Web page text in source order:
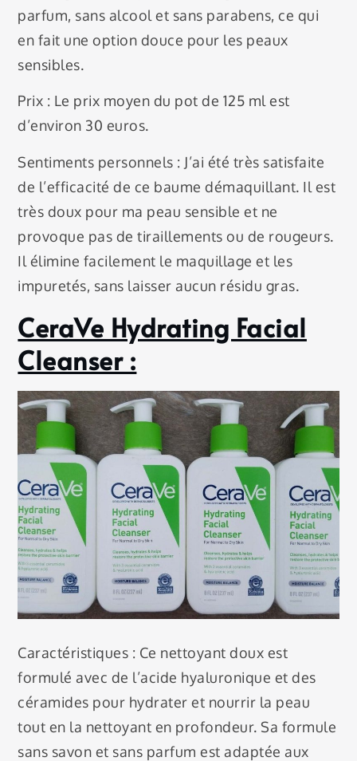
parfum, sans alcool et sans parabens, ce qui
en fait une option douce pour les peaux
sensibles.
Prix : Le prix moyen du pot de 125 ml est
d’environ 30 euros.
Sentiments personnels : J’ai été très satisfaite
de l’efficacité de ce baume démaquillant. Il est
très doux pour ma peau sensible et ne
provoque pas de tiraillements ou de rougeurs.
Il élimine facilement le maquillage et les
impuretés, sans laisser aucun résidu gras.
CeraVe Hydrating Facial
Cleanser :
Caractéristiques : Ce nettoyant doux est
formulé avec de l’acide hyaluronique et des
céramides pour hydrater et nourrir la peau
tout en la nettoyant en profondeur. Sa formule
sans savon et sans parfum est adaptée aux